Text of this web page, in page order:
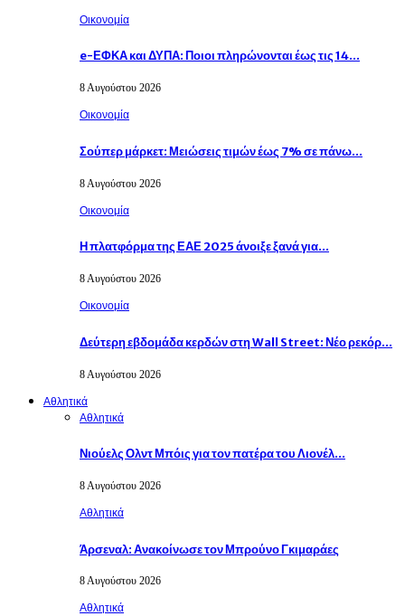
Οικονομία
e-ΕΦΚΑ και ΔΥΠΑ: Ποιοι πληρώνονται έως τις 14…
8 Αυγούστου 2026
Οικονομία
Σούπερ μάρκετ: Μειώσεις τιμών έως 7% σε πάνω…
8 Αυγούστου 2026
Οικονομία
Η πλατφόρμα της ΕΑΕ 2025 άνοιξε ξανά για…
8 Αυγούστου 2026
Οικονομία
Δεύτερη εβδομάδα κερδών στη Wall Street: Νέο ρεκόρ…
8 Αυγούστου 2026
Αθλητικά
Αθλητικά
Νιούελς Ολντ Μπόις για τον πατέρα του Λιονέλ…
8 Αυγούστου 2026
Αθλητικά
Άρσεναλ: Ανακοίνωσε τον Μπρούνο Γκιμαράες
8 Αυγούστου 2026
Αθλητικά